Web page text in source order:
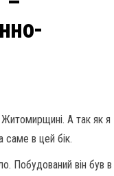
Житомирщині. А так як я
саме в цей бік.
Побудований він був в